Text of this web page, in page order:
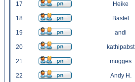
17 Heike
18 Bastel
19 andi
20 kathipabst
21 mugges
22 Andy H.